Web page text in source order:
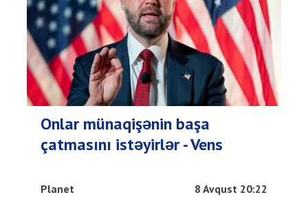
Onlar münaqişənin başa
çatmasını istəyirlər - Vens
Planet 8 Avqust 20:22